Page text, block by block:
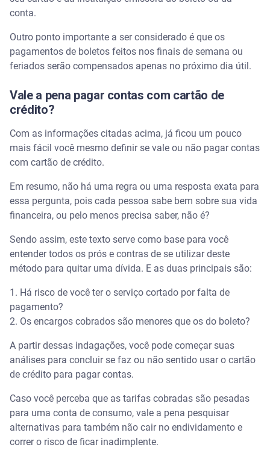
conta.
Outro ponto importante a ser considerado é que os
pagamentos de boletos feitos nos finais de semana ou
feriados serão compensados apenas no próximo dia útil.
Vale a pena pagar contas com cartão de
crédito?
Com as informações citadas acima, já ficou um pouco
mais fácil você mesmo definir se vale ou não pagar contas
com cartão de crédito.
Em resumo, não há uma regra ou uma resposta exata para
essa pergunta, pois cada pessoa sabe bem sobre sua vida
financeira, ou pelo menos precisa saber, não é?
Sendo assim, este texto serve como base para você
entender todos os prós e contras de se utilizar deste
método para quitar uma dívida. E as duas principais são:
1. Há risco de você ter o serviço cortado por falta de
pagamento?
2. Os encargos cobrados são menores que os do boleto?
A partir dessas indagações, você pode começar suas
análises para concluir se faz ou não sentido usar o cartão
de crédito para pagar contas.
Caso você perceba que as tarifas cobradas são pesadas
para uma conta de consumo, vale a pena pesquisar
alternativas para também não cair no endividamento e
correr o risco de ficar inadimplente.